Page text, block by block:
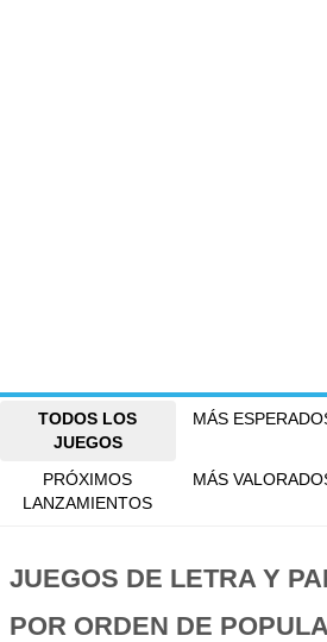
TODOS LOS
JUEGOS
MÁS
PRÓXIMOS
LANZAMIENTOS
MÁS
JUEGOS DE LETRA Y
POR ORDEN DE